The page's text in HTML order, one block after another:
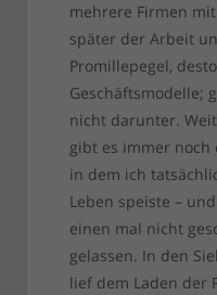
mehrere Firmen
später der Arbeit
Promillepegel,
Geschäftsmodelle;
nicht darunter.
gibt es immer noch
in dem ich
Leben speiste –
einen mal nicht
gelassen. In den
lief dem Laden der